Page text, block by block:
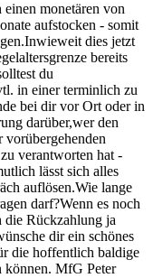
monetären von
aufstocken - somit
dies jetzt
bereits
du
in einer terminlich zu
bei dir vor Ort oder in
darüber,wer den
vorübergehenden
verantworten hat -
lässt sich alles
auflösen.Wie lange
darf?Wenn es noch
die Rückzahlung ja
dir ein schönes
die hoffentlich baldige
können. MfG Peter